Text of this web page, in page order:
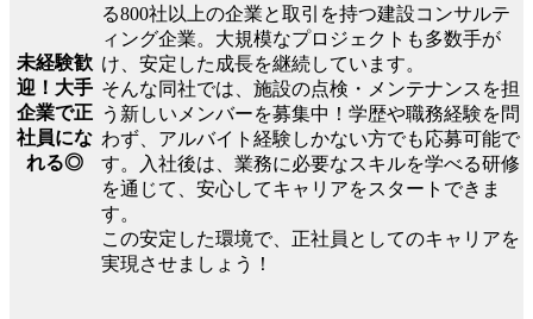
未経験歓
迎！大手
企業で正
社員にな
れる◎
る800社以上の企業と取引を持つ建設コンサルテ
ィング企業。大規模なプロジェクトも多数手が
け、安定した成長を継続しています。
そんな同社では、施設の点検・メンテナンスを担
う新しいメンバーを募集中！学歴や職務経験を問
わず、アルバイト経験しかない方でも応募可能で
す。入社後は、業務に必要なスキルを学べる研修
を通じて、安心してキャリアをスタートできま
す。
この安定した環境で、正社員としてのキャリアを
実現させましょう！